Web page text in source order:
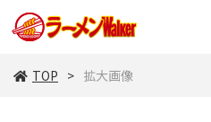
TOP 拡大画像